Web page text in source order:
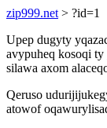
zip999.net > ?id=1
Upep dugyty
avypuheq kosoqi
silawa axom
Qeruso
atowof